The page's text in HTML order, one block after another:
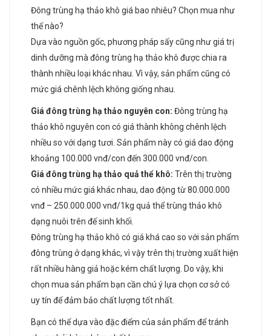
Đông trùng hạ thảo khô giá bao nhiêu? Chọn mua như
thế nào?
Dựa vào nguồn gốc, phương pháp sấy cũng như giá trị
dinh dưỡng mà đông trùng hạ thảo khô được chia ra
thành nhiều loại khác nhau. Vì vậy, sản phẩm cũng có
mức giá chênh lệch không giống nhau.
Giá đông trùng hạ thảo nguyên con: Đông trùng hạ
thảo khô nguyên con có giá thành không chênh lệch
nhiều so với dạng tươi. Sản phẩm này có giá dao động
khoảng 100.000 vnđ/con đến 300.000 vnđ/con.
Giá đông trùng hạ thảo quả thể khô: Trên thị trường
có nhiều mức giá khác nhau, dao động từ 80.000.000
vnđ – 250.000.000 vnđ/1kg quả thể trùng thảo khô
dạng nuôi trên đế sinh khối.
Đông trùng hạ thảo khô có giá khá cao so với sản phẩm
đông trùng ở dạng khác, vì vậy trên thị trường xuất hiện
rất nhiều hàng giả hoặc kém chất lượng. Do vậy, khi
chọn mua sản phẩm bạn cần chú ý lựa chọn cơ sở có
uy tín để đảm bảo chất lượng tốt nhất.
Bạn có thể dựa vào đặc điểm của sản phẩm để tránh